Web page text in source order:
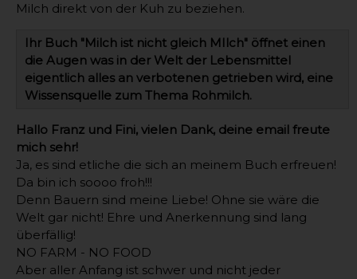
Milch direkt von der Kuh zu beziehen.
Ihr Buch "Milch ist nicht gleich MIlch" öffnet einen
die Augen was in der Welt der Lebensmittel
eigentlich alles an verbotenen getrieben wird, eine
Wissensquelle zum Thema Rohmilch.
Hallo Franz und Fini, vielen Dank, deine email freute
mich sehr!
Ja, es sind etliche die sich an meinem Buch erfreuen!
Da bin ich soooo froh!!!
Denn Bauern sind meine Liebe! Ohne sie wäre die
Welt gar nicht! Ehre und Anerkennung sind lang
überfällig!
NO FARM - NO FOOD
Aber aller Anfang ist schwer und nicht jeder